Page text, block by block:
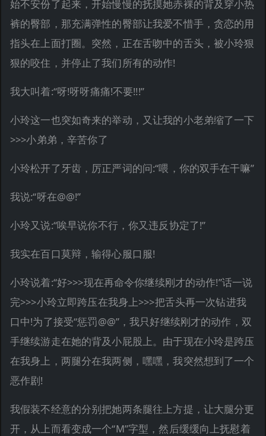
始不安份了起来，开始慢慢的抚摸她赤裸的背及穿小热
裤的臀部，那充满弹性的臀部让我爱不惜手，贪恋的用
指头在上面打圈。突然，正在舌吻中的舌头，被小玲狠
狠的咬住，并停止了我们所有的动作!
我大叫着:“呀!呀呀痛痛!不要!!!”
小玲这一也突如奇来的举动，又让我的小老弟缩了一下
>>>小弟弟，辛苦你了
小玲松开了牙齿，厉正严词的问:“喂，你的双手在干嘛”
我说:“呀在@@!”
小玲又说:“唉早说你不行，你又违反协定了!”
我实在百口莫辩，输得心服口服!
小玲说着:“好>>>现在再命令你继续刚才的动作!”话一说
完>>>小玲立即跨压在我身上>>>把舌头再一次钻进我
口中!为了接受“惩罚@@”，我只好继续刚才的动作，双
手继续游走在她的背及小屁股上。由于现在小玲是跨压
在我身上，两腿分在我两侧，嘿嘿，我突然想到了一个
恶作剧!
我假装不经意的分别把她两条腿往上方提，让大腿分更
开，从上而看变成一个“M”字型，然后缓缓向上抚慰着